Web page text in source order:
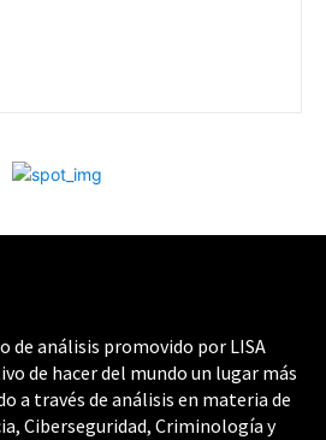
de análisis promovido por LISA
de hacer del mundo un lugar más
a través de análisis en materia de
Ciberseguridad, Criminología y